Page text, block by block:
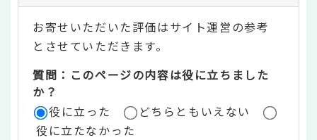
テ
ン
ツ
評
価
お寄せいただいた評価はサイト運営の参考
とさせていただきます。
質問：このページの内容は役に立ちました
か？
役に立った
どちらともいえない
役に立たなかった